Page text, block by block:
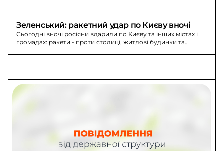
Зеленський: ракетний удар по Києву вночі
Сьогодні вночі росіяни вдарили по Києву та інших містах і
громадах: ракети - проти столиці, житлові будинки та